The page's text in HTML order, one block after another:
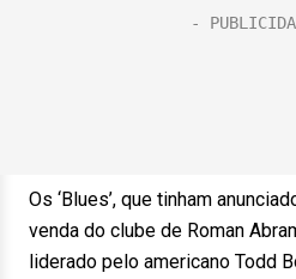
Os ‘Blues’, que tinham
venda do clube de Roman
liderado pelo americano Todd